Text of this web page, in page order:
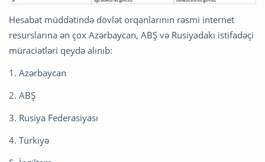
Hesabat müddətində dövlət orqanlarının rəsmi internet
resurslarına ən çox Azərbaycan, ABŞ və Rusiyadakı istifadəçi
müraciətləri qeydə alınıb:
1. Azərbaycan
2. ABŞ
3. Rusiya Federasiyası
4. Türkiyə